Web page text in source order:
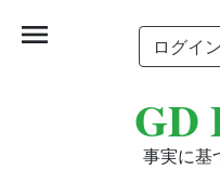
ログイン
GD
事実に基
menu